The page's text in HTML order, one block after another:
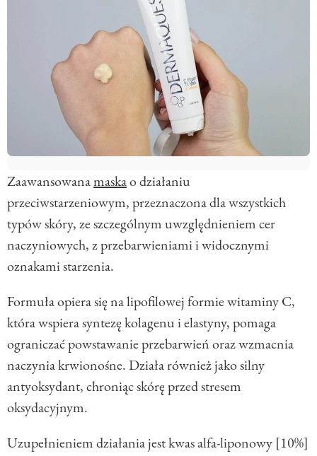
Zaawansowanamaskao działaniu
przeciwstarzeniowym, przeznaczona dla wszystkich
typów skóry, ze szczególnym uwzględnieniem cer
naczyniowych, z przebarwieniami i widocznymi
oznakami starzenia.
Formuła opiera się na lipofilowej formie witaminy C,
która wspiera syntezę kolagenu i elastyny, pomaga
ograniczać powstawanie przebarwień oraz wzmacnia
naczynia krwionośne. Działa również jako silny
antyoksydant, chroniąc skórę przed stresem
oksydacyjnym.
Uzupełnieniem działania jest kwas alfa-liponowy [10%]